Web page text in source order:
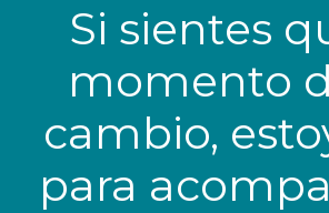
Si sientes
momento
cambio,
para